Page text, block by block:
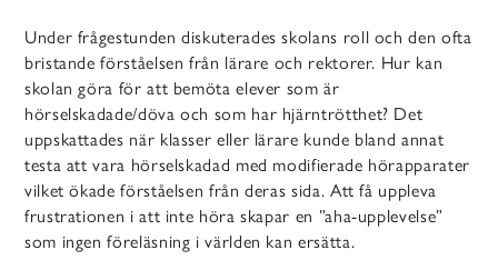
Under frågestunden diskuterades skolans roll och den ofta
bristande förståelsen från lärare och rektorer. Hur kan
skolan göra för att bemöta elever som är
hörselskadade/döva och som har hjärntrötthet? Det
uppskattades när klasser eller lärare kunde bland annat
testa att vara hörselskadad med modifierade hörapparater
vilket ökade förståelsen från deras sida. Att få uppleva
frustrationen i att inte höra skapar en ”aha-upplevelse”
som ingen föreläsning i världen kan ersätta.